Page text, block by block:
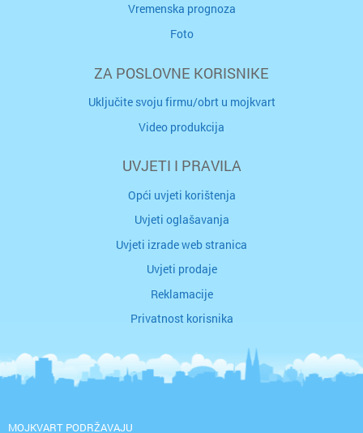
Vremenska prognoza
Foto
ZA POSLOVNE KORISNIKE
Uključite svoju firmu/obrt u mojkvart
Video produkcija
UVJETI I PRAVILA
Opći uvjeti korištenja
Uvjeti oglašavanja
Uvjeti izrade web stranica
Uvjeti prodaje
Reklamacije
Privatnost korisnika
MOJKVART PODRŽAVAJU